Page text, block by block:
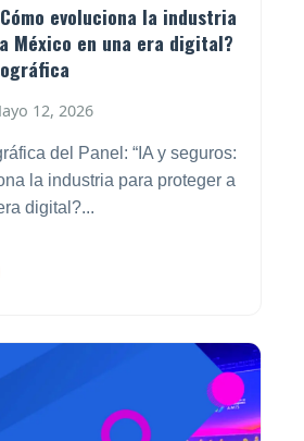
evoluciona la industria
México en una era digital?
12, 2026
del Panel: “IA y seguros:
la industria para proteger a
digital?...